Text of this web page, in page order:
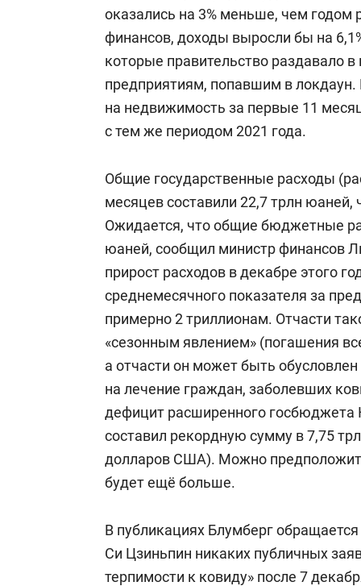
оказались на 3% меньше, чем
финансов, доходы выросли бы на
которые правительство раздавало
предприятиям, попавшим в локдаун.
на недвижимость за первые 11
с тем же периодом 2021 года.
Общие государственные расходы
месяцев составили 22,7 трлн
Ожидается, что общие бюджетные
юаней, сообщил министр финансов
прирост расходов в декабре этого
среднемесячного показателя за
примерно 2 триллионам. Отчасти
«сезонным явлением» (погашения
а отчасти он может быть
на лечение граждан, заболевших
дефицит расширенного госбюджета
составил рекордную сумму в 7,75
долларов США). Можно
будет ещё больше.
В публикациях Блумберг
Си Цзиньпин никаких публичных
терпимости к ковиду» после 7